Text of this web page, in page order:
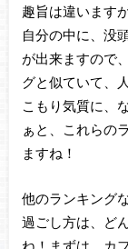
趣旨は違います
自分の中に、没
が出来ますので
グと似ていて、
こもり気質に、
ぁと、これらの
ますね！
他のランキング
過ごし方は、ど
ね！まずは、カ